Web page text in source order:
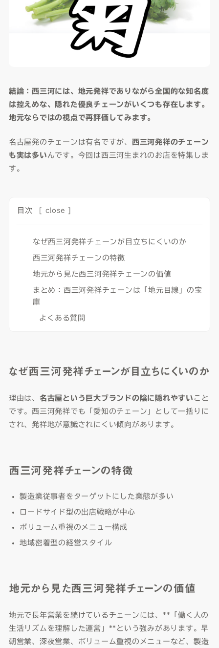
結論：西三河には、地元発祥でありながら全国的な知名度
は控えめな、隠れた優良チェーンがいくつも存在します。
地元ならではの視点で再評価してみます。
名古屋発のチェーンは有名ですが、 西三河発祥のチェーン
も実は多い んです。今回は西三河生まれのお店を特集しま
す。
目次 [ close ]
なぜ西三河発祥チェーンが目立ちにくいのか
西三河発祥チェーンの特徴
地元から見た西三河発祥チェーンの価値
まとめ：西三河発祥チェーンは「地元目線」の宝
庫
よくある質問
なぜ西三河発祥チェーンが目立ちにくいのか
理由は、 名古屋という巨大ブランドの陰に隠れやすい こと
です。西三河発祥でも「愛知のチェーン」として一括りに
され、発祥地が意識されにくい傾向があります。
西三河発祥チェーンの特徴
製造業従事者をターゲットにした業態が多い
ロードサイド型の出店戦略が中心
ボリューム重視のメニュー構成
地域密着型の経営スタイル
地元から見た西三河発祥チェーンの価値
地元で長年営業を続けているチェーンには、**「働く人の
生活リズムを理解した運営」**という強みがあります。早
朝営業、深夜営業、ボリューム重視のメニューなど、製造